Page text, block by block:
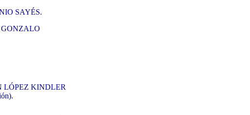
SAYÉS.
GONZALO
LÓPEZ KINDLER